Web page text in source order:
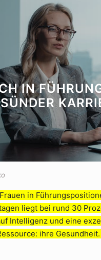
IN
in
liegt bei rund 30
Intelligenz und eine
ihre